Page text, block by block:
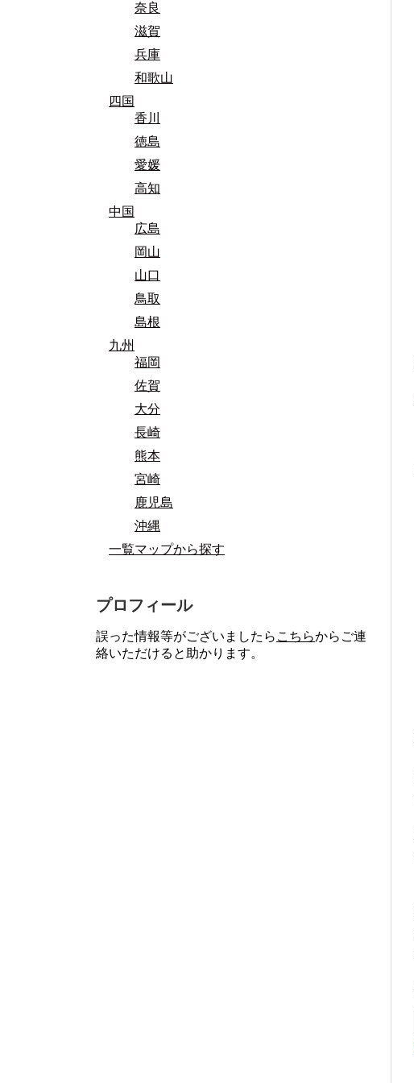
奈良
滋賀
兵庫
和歌山
四国
香川
徳島
愛媛
高知
中国
広島
岡山
山口
鳥取
島根
九州
福岡
佐賀
大分
長崎
熊本
宮崎
鹿児島
沖縄
一覧マップから探す
プロフィール
誤った情報等がございましたら こちらからご連
絡いただけると助かります。